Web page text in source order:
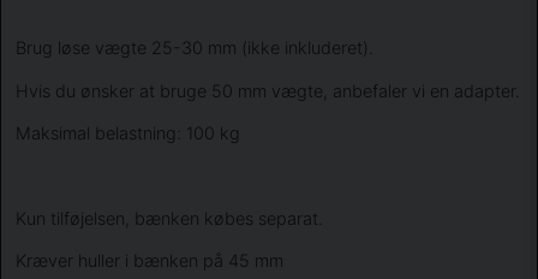
Brug løse vægte 25-30 mm (ikke inkluderet).
Hvis du ønsker at bruge 50 mm vægte, anbefaler vi en adapter.
Maksimal belastning: 100 kg
Kun tilføjelsen, bænken købes separat.
Kræver huller i bænken på 45 mm